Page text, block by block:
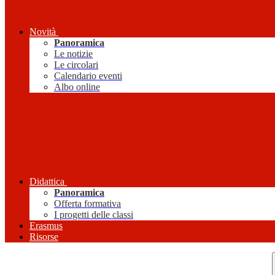
Novità
Panoramica
Le notizie
Le circolari
Calendario eventi
Albo online
Didattica
Panoramica
Offerta formativa
I progetti delle classi
Erasmus
Risorse